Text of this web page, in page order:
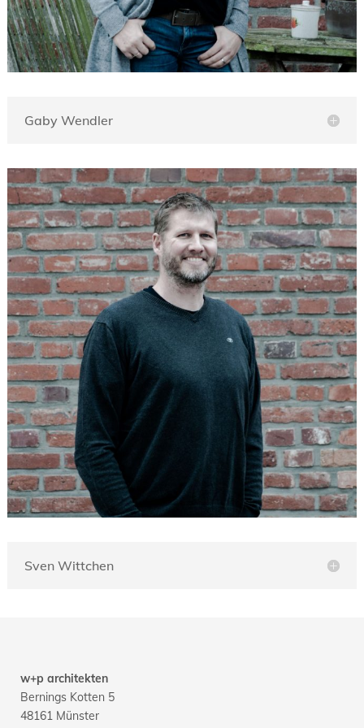
Gaby Wendler
Sven Wittchen
w+p architekten
Bernings Kotten 5
48161 Münster